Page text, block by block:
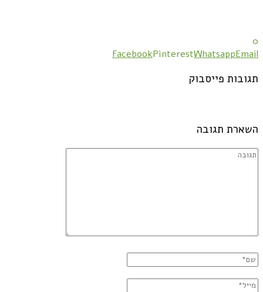
0
FacebookPinterestWhatsappEmail
תגובות פייסבוק
השארת תגובה